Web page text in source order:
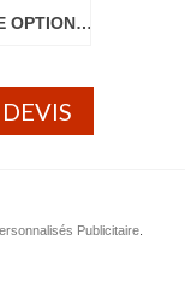
OPTION…
Publicitaire